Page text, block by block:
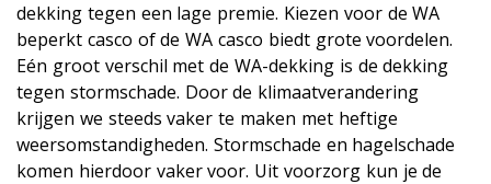
dekking tegen een lage premie. Kiezen voor de WA
beperkt casco of de WA casco biedt grote voordelen.
Eén groot verschil met de WA-dekking is de dekking
tegen stormschade. Door de klimaatverandering
krijgen we steeds vaker te maken met heftige
weersomstandigheden. Stormschade en hagelschade
komen hierdoor vaker voor. Uit voorzorg kun je de